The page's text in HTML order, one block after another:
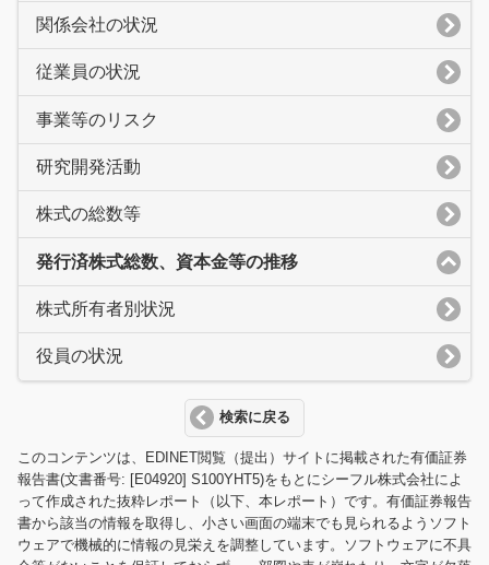
関係会社の状況
従業員の状況
事業等のリスク
研究開発活動
株式の総数等
発行済株式総数、資本金等の推移
株式所有者別状況
役員の状況
検索に戻る
このコンテンツは、EDINET閲覧（提出）サイトに掲載された有価証券
報告書(文書番号: [E04920] S100YHT5)をもとにシーフル株式会社によ
って作成された抜粋レポート（以下、本レポート）です。有価証券報告
書から該当の情報を取得し、小さい画面の端末でも見られるようソフト
ウェアで機械的に情報の見栄えを調整しています。ソフトウェアに不具